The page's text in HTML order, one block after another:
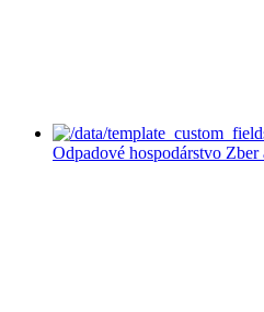
Odpadové hospodárstvo Zber